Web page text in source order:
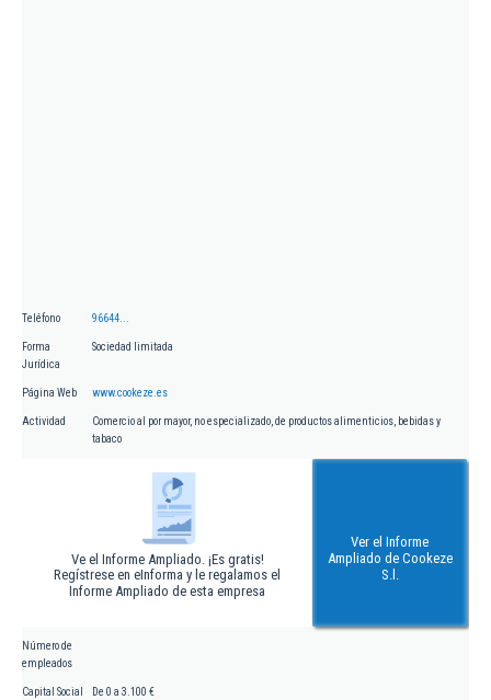
Teléfono 96644...
Forma
Jurídica
Sociedad limitada
Página Web www.cookeze.es
Actividad
Comercio al por mayor, no especializado, de productos alimenticios, bebidas y
tabaco
Ve el Informe Ampliado. ¡Es gratis!
Regístrese en eInforma y le regalamos el
Informe Ampliado de esta empresa
Ver el Informe
Ampliado de Cookeze
S.l.
Número de
empleados
Capital Social De 0 a 3.100 €